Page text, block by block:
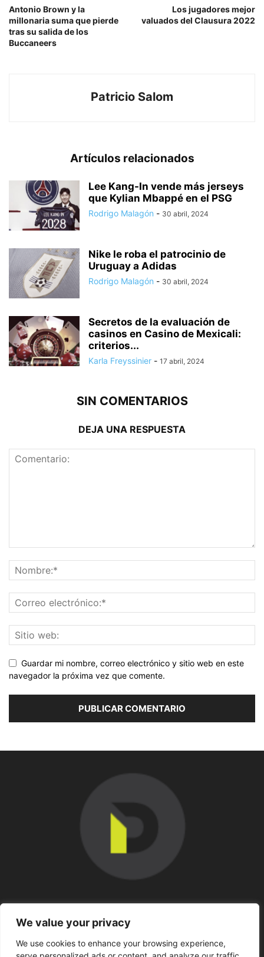
We value your privacy
We use cookies to enhance your browsing experience,
Antonio Brown y la
millonaria suma que pierde
tras su salida de los
Buccaneers
Los jugadores mejor
valuados del Clausura 2022
Patricio Salom
Artículos relacionados
Lee Kang-In vende más jerseys
que Kylian Mbappé en el PSG
Rodrigo Malagón - 30 abril, 2024
Nike le roba el patrocinio de
Uruguay a Adidas
Rodrigo Malagón - 30 abril, 2024
Secretos de la evaluación de
casinos en Casino de Mexicali:
сriterios...
Karla Freyssinier - 17 abril, 2024
SIN COMENTARIOS
DEJA UNA RESPUESTA
Guardar mi nombre, correo electrónico y sitio web en este
navegador la próxima vez que comente.
SÍGUENOS